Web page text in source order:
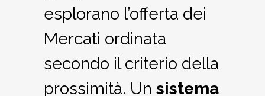
esplorano l’offerta dei
Mercati ordinata
secondo il criterio della
prossimità. Un sistema